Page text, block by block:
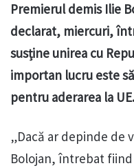
Premierul demis Ilie
declarat, miercuri,
susține unirea cu
importan lucru este
pentru aderarea la UE.
„Dacă ar depinde de
Bolojan, întrebat fiind